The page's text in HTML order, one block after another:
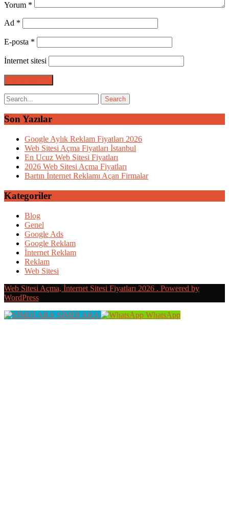
Yorum *
Ad *
E-posta *
İnternet sitesi
Son Yazılar
Google Aylık Reklam Fiyatları 2026
Web Sitesi Açma Fiyatları İstanbul
En Ucuz Web Sitesi Fiyatları
2026 Web Sitesi Açma Fiyatları
Bartın İnternet Reklamı Açan Firmalar
Kategoriler
Blog
Genel
Google Ads
Google Reklam
İnternet Reklam
Reklam
Web Sitesi
Web Sitesi Açma, İnternet Sitesi Fiyatları 2026 . Powered by
WordPress
ŞİMDİ ARA
WhatsApp